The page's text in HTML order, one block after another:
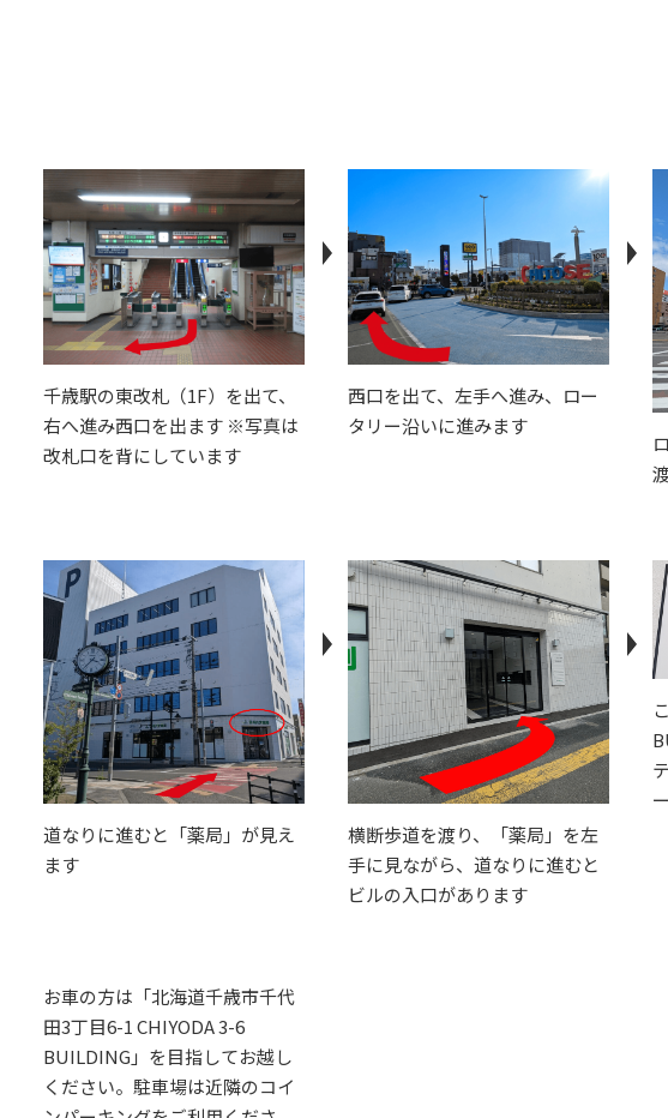
千歳駅の東改札（1F）を出て、
右へ進み西口を出ます ※写真は
改札口を背にしています
西口を出て、左手へ進み、ロー
タリー沿いに進みます
道なりに進むと「薬局」が見え
ます
横断歩道を渡り、「薬局」を左
手に見ながら、道なりに進むと
ビルの入口があります
お車の方は「北海道千歳市千代
田3丁目6-1 CHIYODA 3-6
BUILDING」を目指してお越し
ください。駐車場は近隣のコイ